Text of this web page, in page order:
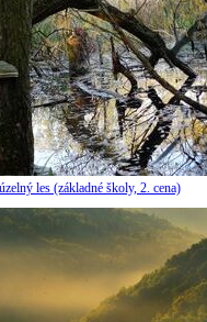
les (základné školy, 2. cena)